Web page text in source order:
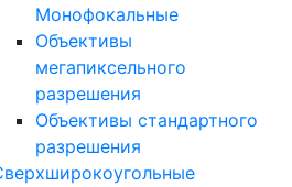
Монофокальные
Объективы
мегапиксельного
разрешения
Объективы стандартного
разрешения